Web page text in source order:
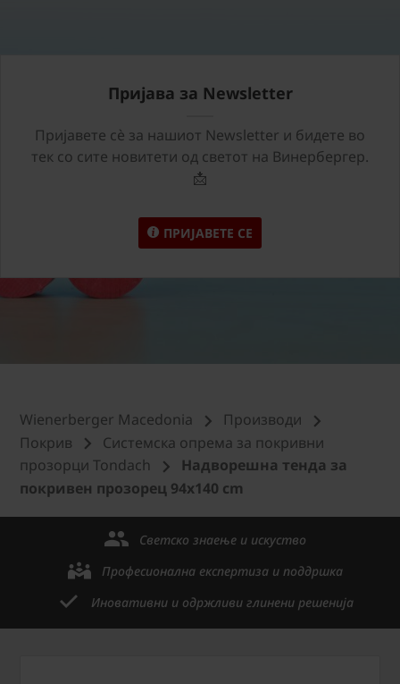
Пријава за Newsletter
Пријавете сѐ за нашиот Newsletter и бидете во
тек со сите новитети од светот на Винербергер.
📩
ПРИЈАВЕТЕ СЕ
Wienerberger Macedonia
Производи
Покрив
Системска опрема за покривни
прозорци Tondach
Надворешна тенда за
покривен прозорец 94x140 cm
Светско знаење и искуство
Професионална експертиза и поддршка
Иновативни и одржливи глинени решенија